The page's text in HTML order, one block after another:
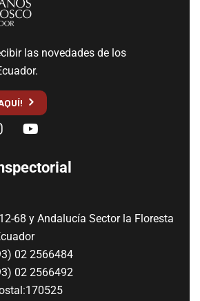
las novedades de los
68 y Andalucía Sector la Floresta
02 2566484
02 2566492